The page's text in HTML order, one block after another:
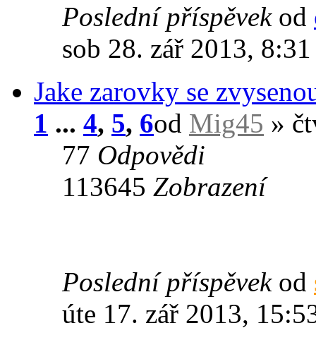
Poslední příspěvek od
sob 28. zář 2013, 8:31
Jake zarovky se
1 ... 4, 5, 6od Mig45 »
77 Odpovědi
113645 Zobrazení
Poslední příspěvek od
úte 17. zář 2013,